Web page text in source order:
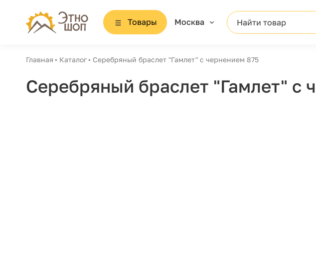
Товары Москва Найти товар
Главная Каталог Серебряный браслет "Гамлет" с чернением 875
Серебряный браслет "Гамлет" с